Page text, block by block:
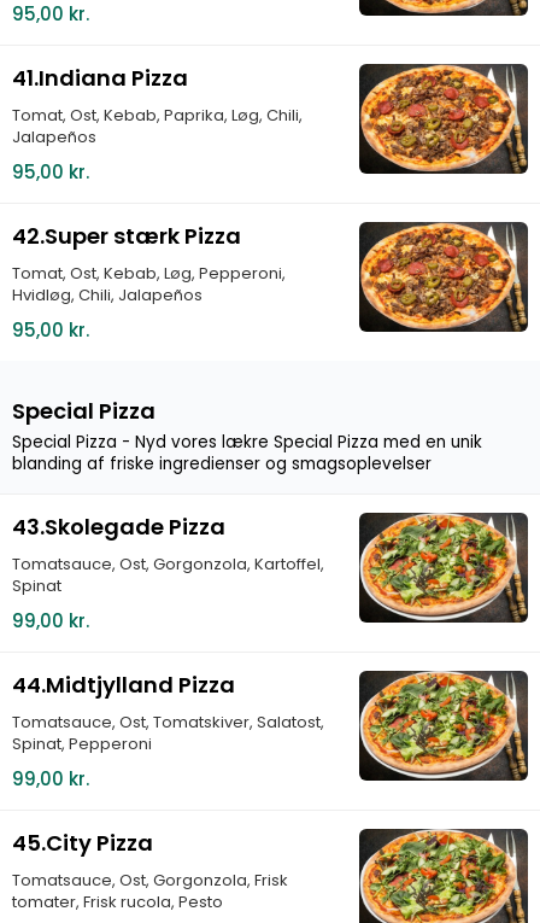
95,00 kr.
41.Indiana Pizza
Tomat, Ost, Kebab, Paprika, Løg, Chili,
Jalapeños
95,00 kr.
42.Super stærk Pizza
Tomat, Ost, Kebab, Løg, Pepperoni,
Hvidløg, Chili, Jalapeños
95,00 kr.
Special Pizza
Special Pizza - Nyd vores lækre Special Pizza med en unik
blanding af friske ingredienser og smagsoplevelser
43.Skolegade Pizza
Tomatsauce, Ost, Gorgonzola, Kartoffel,
Spinat
99,00 kr.
44.Midtjylland Pizza
Tomatsauce, Ost, Tomatskiver, Salatost,
Spinat, Pepperoni
99,00 kr.
45.City Pizza
Tomatsauce, Ost, Gorgonzola, Frisk
tomater, Frisk rucola, Pesto